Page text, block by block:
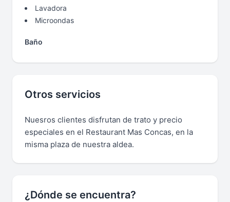
Lavadora
Microondas
Baño
Otros servicios
Nuesros clientes disfrutan de trato y precio
especiales en el Restaurant Mas Concas, en la
misma plaza de nuestra aldea.
¿Dónde se encuentra?